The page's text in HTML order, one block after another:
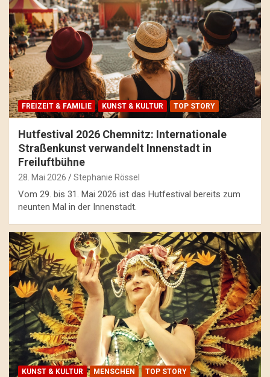
FREIZEIT & FAMILIE KUNST & KULTUR TOP STORY
Hutfestival 2026 Chemnitz: Internationale
Straßenkunst verwandelt Innenstadt in
Freiluftbühne
28. Mai 2026 Stephanie Rössel
Vom 29. bis 31. Mai 2026 ist das Hutfestival bereits zum
neunten Mal in der Innenstadt.
KUNST & KULTUR MENSCHEN TOP STORY